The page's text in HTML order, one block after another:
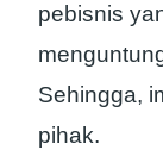
pebisnis
Sehingga,
pihak.